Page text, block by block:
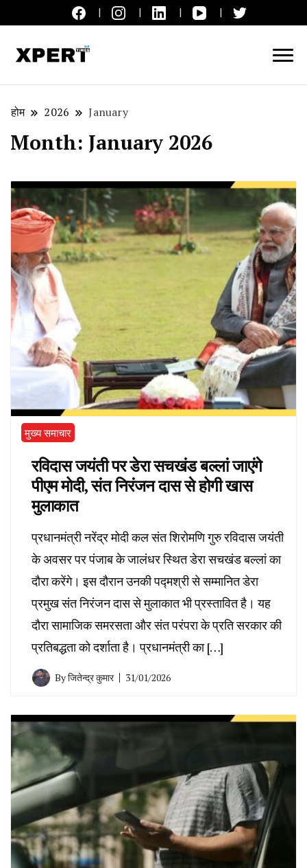
होम 2026 January
Month: January 2026
मुख्य समाचार
रविदास जयंती पर डेरा सचखंड बल्लां जाएंगे
पीएम मोदी, संत निरंजन दास से होगी खास
मुलाकात
प्रधानमंत्री नरेंद्र मोदी कल संत शिरोमणि गुरु रविदास जयंती
के अवसर पर पंजाब के जालंधर स्थित डेरा सचखंड बल्लां का
दौरा करेंगे। इस दौरान उनकी पद्मश्री से सम्मानित डेरा
प्रमुख संत निरंजन दास से मुलाकात भी प्रस्तावित है। यह
दौरा सामाजिक समरसता और संत परंपरा के प्रति सरकार की
प्रतिबद्धता को दर्शाता है। प्रधानमंत्री का […]
Byजितेन्द्र कुमार 31/01/2026